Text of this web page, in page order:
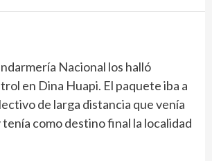
Nacional los halló
en Dina Huapi. El paquete iba a
de larga distancia que venía
tenía como destino final la localidad